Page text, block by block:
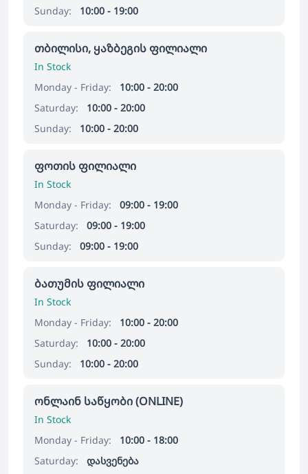
Sunday:
10:00 - 19:00
თბილისი, ყაზბეგის ფილიალი
In Stock
Monday - Friday:
10:00 - 20:00
Saturday:
10:00 - 20:00
Sunday:
10:00 - 20:00
ფოთის ფილიალი
In Stock
Monday - Friday:
09:00 - 19:00
Saturday:
09:00 - 19:00
Sunday:
09:00 - 19:00
ბათუმის ფილიალი
In Stock
Monday - Friday:
10:00 - 20:00
Saturday:
10:00 - 20:00
Sunday:
10:00 - 20:00
ონლაინ საწყობი (ONLINE)
In Stock
Monday - Friday:
10:00 - 18:00
Saturday:
დასვენება